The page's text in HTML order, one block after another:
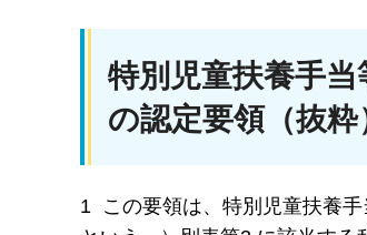
特別児童扶養手
の認定要領（抜粋
1 この要領は、特別児童扶養手